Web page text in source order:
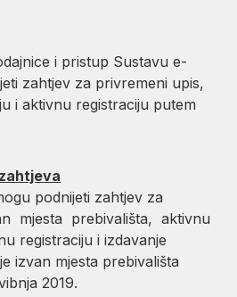
i pristup Sustavu e-
zahtjev za privremeni upis,
i aktivnu registraciju putem
podnijeti zahtjev za
mjesta prebivališta, aktivnu
registraciju i izdavanje
izvan mjesta prebivališta
2019.